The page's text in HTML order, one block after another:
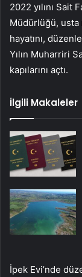
2022 yılını Sait
Müdürlüğü, usta
hayatını,
Yılın Muharriri
kapılarını açtı.
İlgili Makaleler
İpek Evi’nde